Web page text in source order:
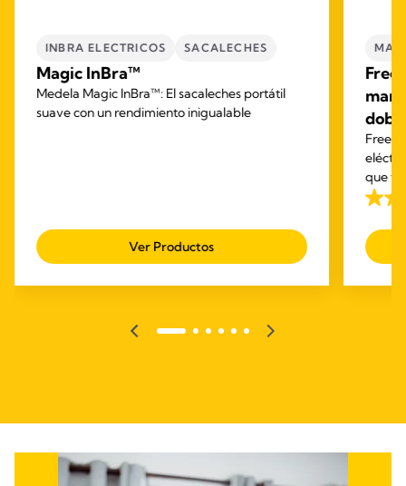
INBRA ELECTRICOS SACALECHES
Magic InBra™
Medela Magic InBra™: El sacaleches portátil
suave con un rendimiento inigualable
Ver Productos
que te
4.1
de
5